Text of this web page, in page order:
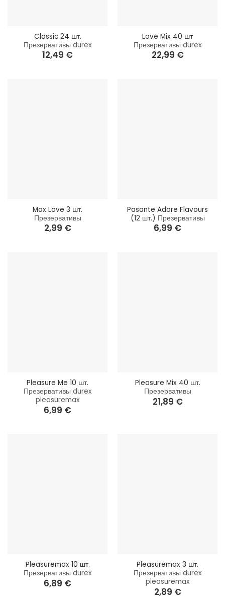
Classic 24 шт.
Презервативы durex
12,49 €
Love Mix 40 шт
Презервативы durex
22,99 €
Max Love 3 шт.
Презервативы
2,99 €
Pasante Adore Flavours
(12 шт.) Презервативы
6,99 €
Pleasure Me 10 шт.
Презервативы durex
pleasuremax
6,99 €
Pleasure Mix 40 шт.
Презервативы
21,89 €
Pleasuremax 10 шт.
Презервативы durex
6,89 €
Pleasuremax 3 шт.
Презервативы durex
pleasuremax
2,89 €